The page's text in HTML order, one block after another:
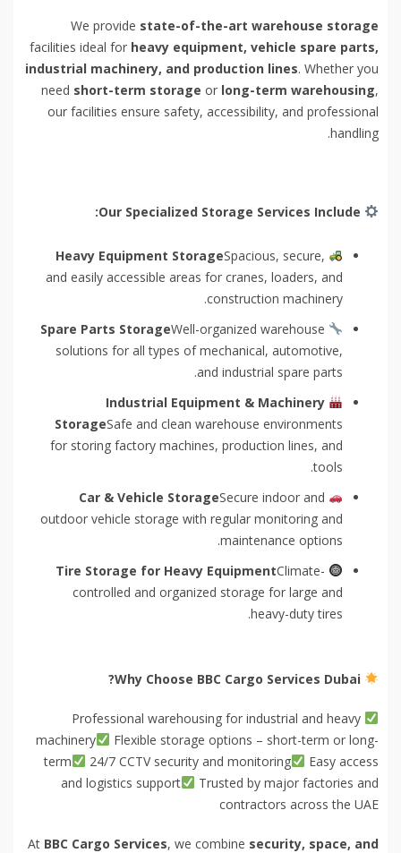
We provide state-of-the-art warehouse storage
facilities ideal for heavy equipment, vehicle spare parts,
industrial machinery, and production lines. Whether you
need short-term storage or long-term warehousing,
our facilities ensure safety, accessibility, and professional
handling.
Heavy Equipment StorageSpacious, secure,
and easily accessible areas for cranes, loaders, and
construction machinery.
Spare Parts StorageWell-organized warehouse
solutions for all types of mechanical, automotive,
and industrial spare parts.
Industrial Equipment & Machinery
StorageSafe and clean warehouse environments
for storing factory machines, production lines, and
tools.
Car & Vehicle StorageSecure indoor and
outdoor vehicle storage with regular monitoring and
maintenance options.
Tire Storage for Heavy EquipmentClimate-
controlled and organized storage for large and
heavy-duty tires.
Professional warehousing for industrial and heavy
machinery
Flexible storage options – short-term or long-
term
24/7 CCTV security and monitoring
Easy access
and logistics support
Trusted by major factories and
contractors across the UAE
At BBC Cargo Services, we combine security, space, and